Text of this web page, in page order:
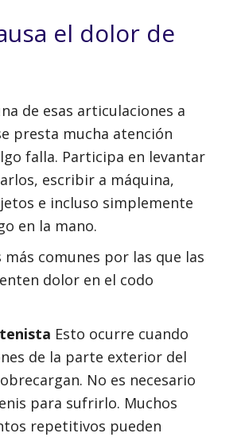
el dolor de
de esas articulaciones a
presta mucha atención
falla. Participa en levantar
escribir a máquina,
e incluso simplemente
en la mano.
más comunes por las que las
dolor en el codo
Esto ocurre cuando
de la parte exterior del
No es necesario
para sufrirlo. Muchos
repetitivos pueden